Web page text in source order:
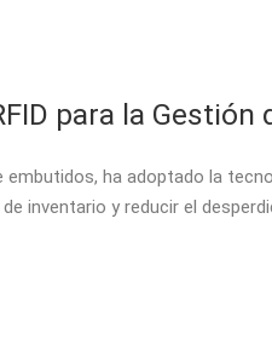
para la Gestión
ha adoptado la
inventario y reducir el